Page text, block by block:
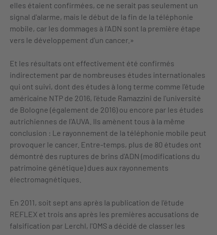
elles étaient confirmées, ce ne serait pas seulement un
signal d'alarme, mais le début de la fin de la téléphonie
mobile, car les dommages à l'ADN sont la première étape
vers le développement d'un cancer.»
Et les résultats ont effectivement été confirmés
indirectement par de nombreuses études internationales
qui ont suivi, dont des études à long terme comme l'étude
américaine NTP de 2016, l'étude Ramazzini de l'université
de Bologne (également de 2016) ou encore par les études
autrichiennes de l'AUVA. Ils amènent tous à la même
conclusion : Le rayonnement de la téléphonie mobile peut
provoquer le cancer. Entre-temps, plus de 80 études ont
démontré des ruptures de brins d'ADN (modifications du
patrimoine génétique) dues aux rayonnements
électromagnétiques.
En 2011, soit sept ans après la publication de l'étude
REFLEX et trois ans après les premières accusations de
falsification par Lerchl, l'OMS a décidé de classer les